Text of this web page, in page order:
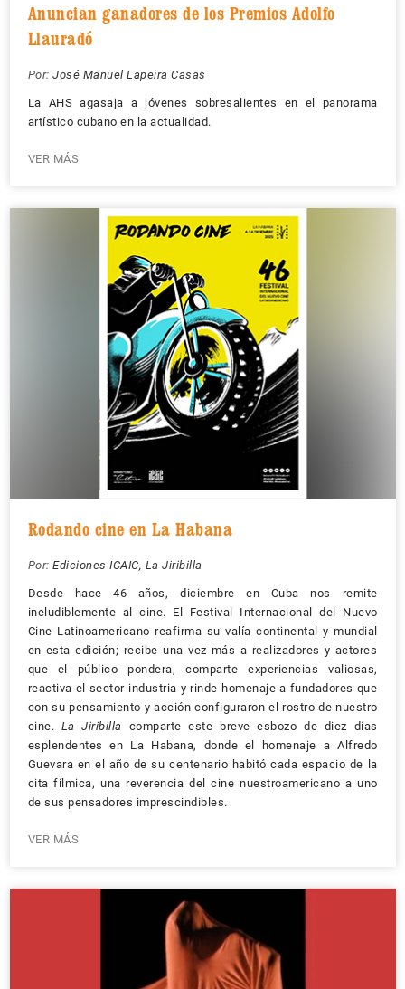
Anuncian ganadores de los Premios Adolfo
Llauradó
Por: José Manuel Lapeira Casas
La AHS agasaja a jóvenes sobresalientes en el panorama
artístico cubano en la actualidad.
VER MÁS
Rodando cine en La Habana
Por: Ediciones ICAIC, La Jiribilla
Desde hace 46 años, diciembre en Cuba nos remite
ineludiblemente al cine. El Festival Internacional del Nuevo
Cine Latinoamericano reafirma su valía continental y mundial
en esta edición; recibe una vez más a realizadores y actores
que el público pondera, comparte experiencias valiosas,
reactiva el sector industria y rinde homenaje a fundadores que
con su pensamiento y acción configuraron el rostro de nuestro
cine. La Jiribilla
comparte este breve esbozo de diez días
esplendentes en La Habana, donde el homenaje a Alfredo
Guevara en el año de su centenario habitó cada espacio de la
cita fílmica, una reverencia del cine nuestroamericano a uno
de sus pensadores imprescindibles.
VER MÁS